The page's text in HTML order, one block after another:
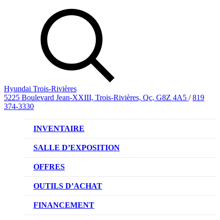
Hyundai Trois-Rivières
5225 Boulevard Jean-XXIII, Trois-Rivières, Qc, G8Z 4A5 / 819
374-3330
INVENTAIRE
VÉHICULES NEUFS
VÉHICULES D’OCCASION
SALLE D’EXPOSITION
OFFRES
OFFRE DE VÉHICULES NEUFS
OFFRES DU CONCESSIONNAIRE
OUTILS D’ACHAT
CL!QUEZ ET ACHETEZ HYUNDAI
FINANCEMENT